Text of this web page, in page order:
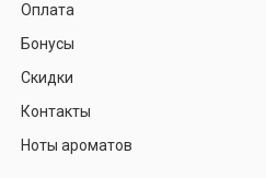
Оплата
Бонусы
Скидки
Контакты
Ноты ароматов